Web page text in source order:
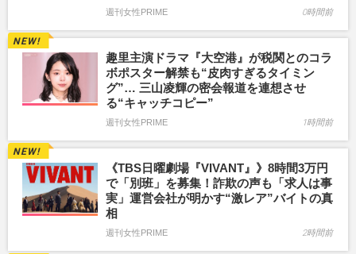
週刊女性PRIME 0時間前
趣里主演ドラマ『大空港』が税関とのコラ
ボポスター解禁も“皮肉すぎるタイミン
グ”… 三山凌輝の密会報道を連想させ
る“キャッチコピー”
週刊女性PRIME 1時間前
《TBS日曜劇場『VIVANT』》8時間3万円
で「別班」を募集！詐欺の声も「求人は事
実」運営会社が明かす“激レア”バイトの真
相
週刊女性PRIME 2時間前